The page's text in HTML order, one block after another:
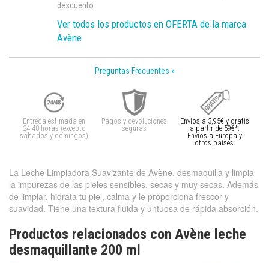
descuento
Ver todos los productos en OFERTA de la marca
Avène
Preguntas Frecuentes »
Entrega estimada en
24-48 horas (excepto
sábados y domingos)
Pagos y devoluciones
seguras
Envíos a 3,95€ y gratis
a partir de 59€*.
Envíos a Europa y
otros paises.
La Leche Limpiadora Suavizante de Avène, desmaquilla y limpia
la impurezas de las pieles sensibles, secas y muy secas. Además
de limpiar, hidrata tu piel, calma y le proporciona frescor y
suavidad. Tiene una textura fluida y untuosa de rápida absorción.
Productos relacionados con Avène leche
desmaquillante 200 ml